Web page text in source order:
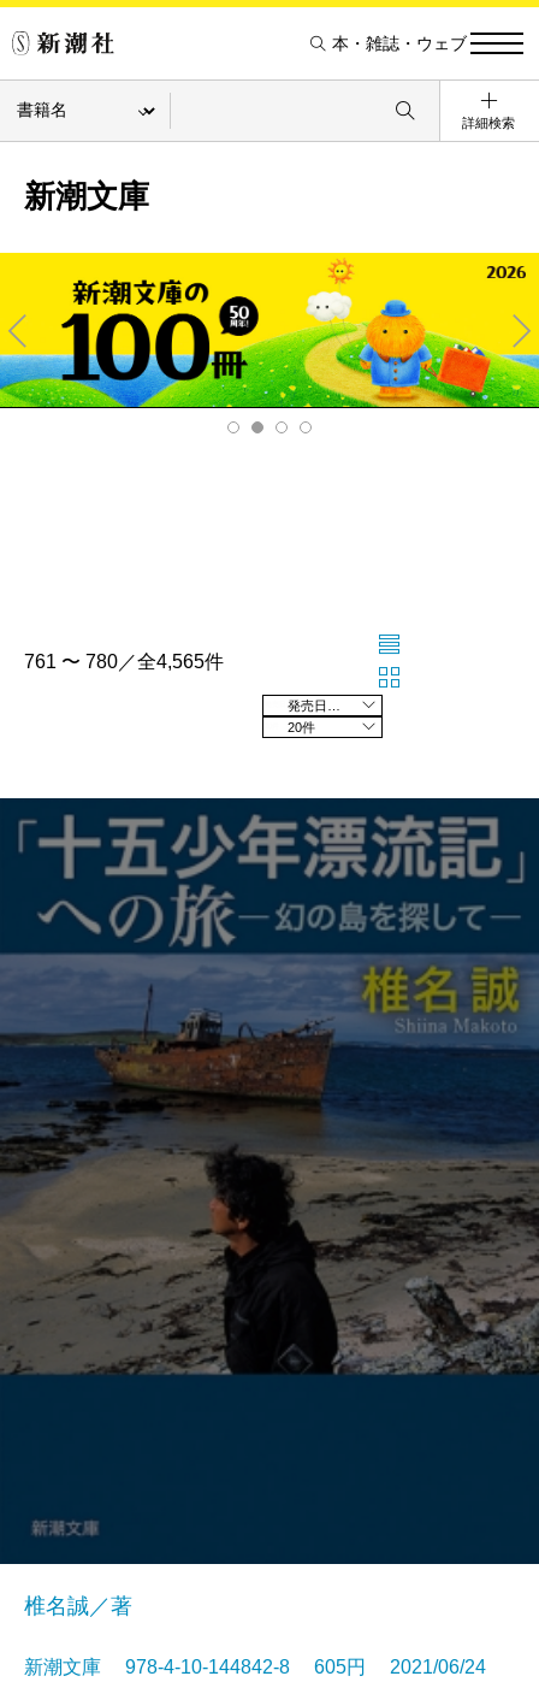
本・雑誌・ウェブ
詳細検索
新潮文庫
Pre
v
Ne
xt
761 〜 780／全4,565件
20件
椎名誠／著
新潮文庫 978-4-10-144842-8 605円 2021/06/24